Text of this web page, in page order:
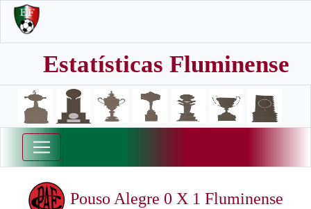
Estatísticas Fluminense
Pouso Alegre 0 X 1 Fluminense